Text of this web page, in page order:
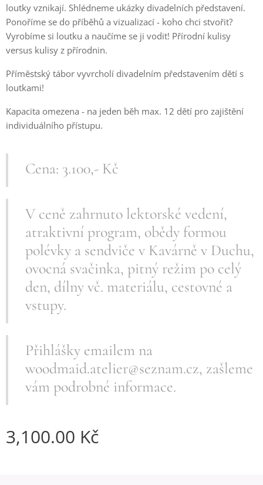
loutky vznikají. Shlédneme ukázky divadelních představení.
Ponoříme se do příběhů a vizualizací - koho chci stvořit?
Vyrobíme si loutku a naučíme se ji vodit! Přírodní kulisy
versus kulisy z přírodnin.
Příměstský tábor vyvrcholí divadelním představením dětí s
loutkami!
Kapacita omezena - na jeden běh max. 12 dětí pro zajištění
individuálního přístupu.
Cena: 3.100,- Kč
V ceně zahrnuto lektorské vedení,
atraktivní program, obědy formou
polévky a sendviče v Kavárně v Duchu,
ovocná svačinka, pitný režim po celý
den, dílny vč. materiálu, cestovné a
vstupy.
Přihlášky emailem na
woodmaid.atelier@seznam.cz, zašleme
vám podrobné informace.
3,100.00 Kč